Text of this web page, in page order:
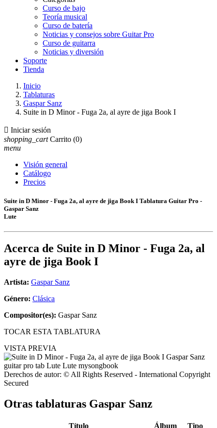
Curso de bajo
Teoría musical
Curso de batería
Noticias y consejos sobre Guitar Pro
Curso de guitarra
Noticias y diversión
Soporte
Tienda
Inicio
Tablaturas
Gaspar Sanz
Suite in D Minor - Fuga 2a, al ayre de jiga Book I
 Iniciar sesión
shopping_cart Carrito (0)
menu
Visión general
Catálogo
Precios
Suite in D Minor - Fuga 2a, al ayre de jiga Book I Tablatura Guitar Pro -
Gaspar Sanz
Lute
Acerca de Suite in D Minor - Fuga 2a, al
ayre de jiga Book I
Artista: Gaspar Sanz
Género: Clásica
Compositor(es): Gaspar Sanz
TOCAR ESTA TABLATURA
VISTA PREVIA
Derechos de autor: © All Rights Reserved - International Copyright
Secured
Otras tablaturas Gaspar Sanz
Título Álbum Tipo